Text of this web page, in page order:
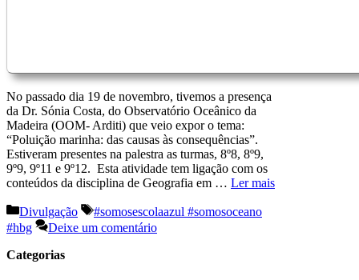
No passado dia 19 de novembro, tivemos a presença
da Dr. Sónia Costa, do Observatório Oceânico da
Madeira (OOM- Arditi) que veio expor o tema:
“Poluição marinha: das causas às consequências”.
Estiveram presentes na palestra as turmas, 8º8, 8º9,
9º9, 9º11 e 9º12. Esta atividade tem ligação com os
conteúdos da disciplina de Geografia em … Ler mais
Categorias
Divulgação Etiquetas
#somosescolaazul #somosoceano
#hbg
Deixe um comentário
Categorias